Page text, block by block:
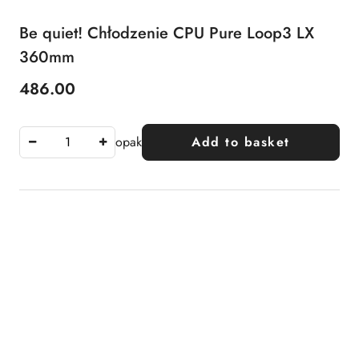
Be quiet! Chłodzenie CPU Pure Loop3 LX
360mm
Price:
486.00
opak Add to basket